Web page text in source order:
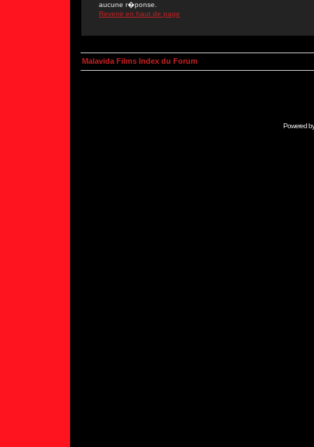
aucune r�ponse.
Revenir en haut de page
Malavida Films Index du Forum
Powered